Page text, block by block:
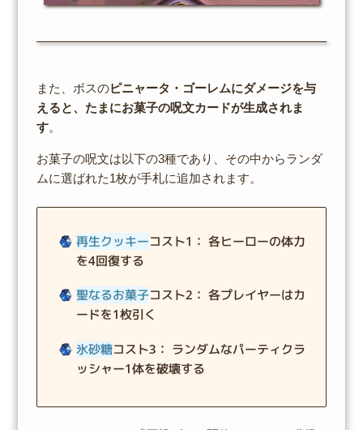
また、ボスのピニャータ・ゴーレムにダメージを与
えると、たまにお菓子の呪文カードが生成されま
す。
お菓子の呪文は以下の3種であり、その中からランダ
ムに選ばれた1枚が手札に追加されます。
再生クッキーコスト1： 各ヒーローの体力
を4回復する
聖なるお菓子コスト2： 各プレイヤーはカ
ードを1枚引く
氷砂糖コスト3： ランダムなパーティクラ
ッシャー1体を破壊する